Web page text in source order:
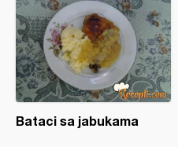
Bataci sa jabukama